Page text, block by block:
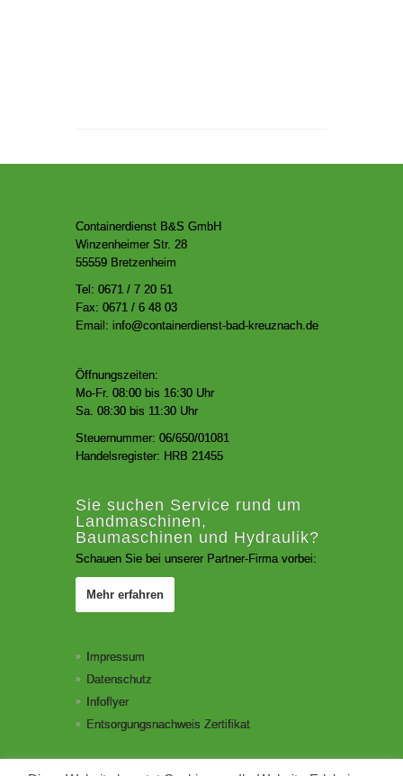
Containerdienst B&S GmbH
Winzenheimer Str. 28
55559 Bretzenheim
Tel: 0671 / 7 20 51
Fax: 0671 / 6 48 03
Email: info@containerdienst-bad-kreuznach.de
Öffnungszeiten:
Mo-Fr. 08:00 bis 16:30 Uhr
Sa. 08:30 bis 11:30 Uhr
Steuernummer: 06/650/01081
Handelsregister: HRB 21455
Sie suchen Service rund um
Landmaschinen,
Baumaschinen und Hydraulik?
Schauen Sie bei unserer Partner-Firma vorbei:
Mehr erfahren
Impressum
Datenschutz
Infoflyer
Entsorgungsnachweis Zertifikat